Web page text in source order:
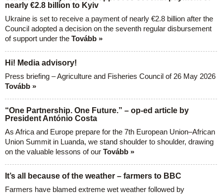
nearly €2.8 billion to Kyiv
Ukraine is set to receive a payment of nearly €2.8 billion after the
Council adopted a decision on the seventh regular disbursement
of support under the Tovább »
Hi! Media advisory!
Press briefing – Agriculture and Fisheries Council of 26 May 2026
Tovább »
“One Partnership. One Future.” – op-ed article by
President António Costa
As Africa and Europe prepare for the 7th European Union–African
Union Summit in Luanda, we stand shoulder to shoulder, drawing
on the valuable lessons of our Tovább »
It’s all because of the weather – farmers to BBC
Farmers have blamed extreme wet weather followed by